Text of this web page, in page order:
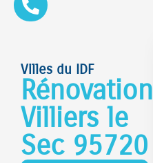
Villes du IDF
Rénovation
Villiers le
Sec 95720